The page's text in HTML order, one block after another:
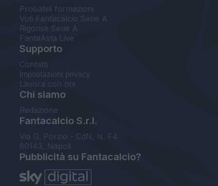
Probabili formazioni
Voti Fantacalcio Serie A
Rigoristi Serie A
FantaAsta Live
Supporto
Contatti
Impostazioni privacy
Lavora con noi
Chi siamo
Redazione
Fantacalcio S.r.l.
Via G. Porzio - CdN, Is. F4
80143, Napoli
Pubblicità su Fantacalcio?